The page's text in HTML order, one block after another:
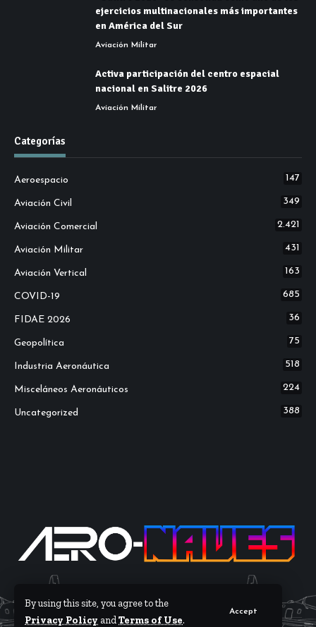
By using this site, you agree to the
Privacy Policy andTerms of Use.
Accept
ejercicios multinacionales más importantes
en América del Sur
Aviación Militar
Activa participación del centro espacial
nacional en Salitre 2026
Aviación Militar
Categorías
Aeroespacio 147
Aviación Civil 349
Aviación Comercial 2.421
Aviación Militar 431
Aviación Vertical 163
COVID-19 685
FIDAE 2026 36
Geopolítica 75
Industria Aeronáutica 518
Misceláneos Aeronáuticos 224
Uncategorized 388